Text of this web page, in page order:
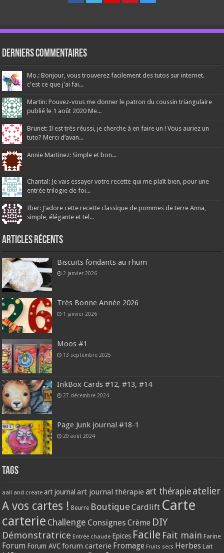
Derniers Commentaires
Mo.: Bonjour, vous trouverez facilement des tutos sur internet.
c'est ce que j'ai fai...
Martin: Pouvez-vous me donner le patron du coussin triangulaire
publié le 1 août 2020 Me...
Brunet: Il est très réussi, je cherche à en faire un ! Vous auriez un
tuto? Merci d’avan...
Annie Martinez: Simple et bon...
Chantal: Je vais essayer votre recette qui me plaît bien, pour une
entrée trilogie de foi...
Iber: J’adore cette recette classique de pommes de terre Anna,
simple, élégante et tel...
Articles récents
Biscuits fondants au rhum
2 janvier 2026
Très Bonne Année 2026
1 janvier 2026
Moos #1
13 septembre 2025
InkBox Cards #12, #13, #14
27 décembre 2024
Page Junk journal #18-1
20 août 2024
Tags
aall and create art journal art journal thérapie art thérapie atelier
A vos cartes ! Beurre Boutique Cardlift Carte
carterie Challenge Consignes Crème DIY
Démonstratrice Entrée chaude Epices Facile Fait main Farine
Forum Forum AVC forum carterie Fromage Fruits secs Herbes Lait